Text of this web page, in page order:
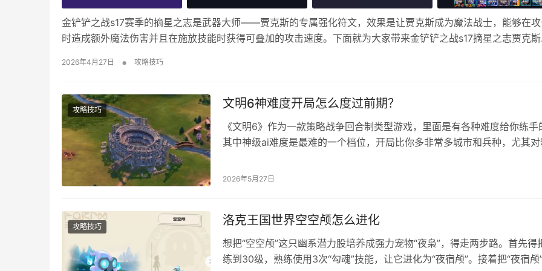
金铲铲之战s17赛季的摘星之志是武器大师——贾克斯的专属强化符文，效果是让贾克斯成为魔法战士，能够在
时造成额外魔法伤害并且在施放技能时获得可叠加的攻击速度。下面就为大家带来金铲铲之战s17摘星之志贾克斯
尔散件光装 强化符文推荐 2-1刚需【摘…
2026年4月27日 • 攻略技巧
攻略技巧 文明6神难度开局怎么度过前期？
《文明6》作为一款策略战争回合制类型游戏，里面是有各种难度给你练手
其中神级ai难度是最难的一个档位，开局比你多非常多城市和兵种，尤其
级难度开局打法思路教学 1、跳水开局 首先就要选个好地图，最起码第一座
2026年5月27日
攻略技巧 洛克王国世界空空颅怎么进化
想把“空空颅”这只幽系潜力股培养成强力宠物“夜枭”，得走两步路。首先得
练到30级，熟练使用3次“勾魂”技能，让它进化为“夜宿颅”。接着把“夜宿颅